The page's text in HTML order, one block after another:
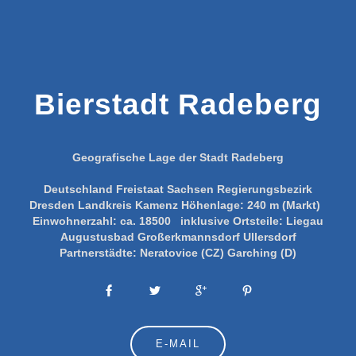
Bierstadt Radeberg
Geografische Lage der Stadt Radeberg
Deutschland Freistaat Sachsen Regierungsbezirk
Dresden Landkreis Kamenz Höhenlage: 240 m (Markt)
Einwohnerzahl: ca. 18500 inklusive Ortsteile: Liegau
Augustusbad Großerkmannsdorf Ullersdorf
Partnerstädte: Neratovice (CZ) Garching (D)
E-MAIL